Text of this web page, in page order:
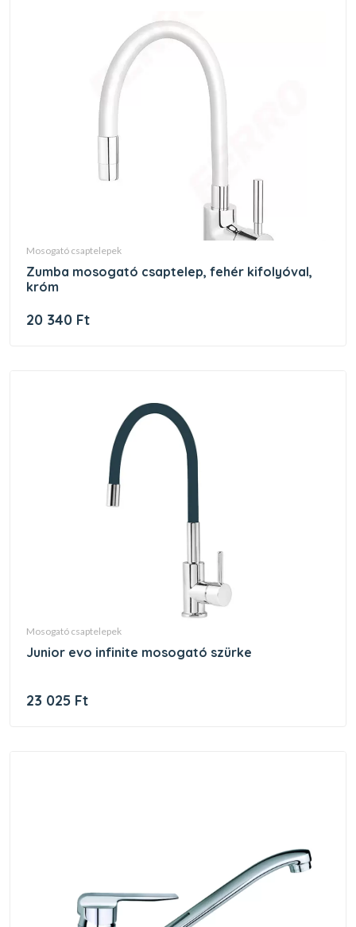
mosogató csaptelepek
zumba mosogató csaptelep, fehér kifolyóval,
króm
20 340 Ft
mosogató csaptelepek
junior evo infinite mosogató szürke
23 025 Ft